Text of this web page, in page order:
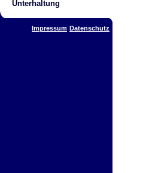
Unterhaltung
Impressum Datenschutz